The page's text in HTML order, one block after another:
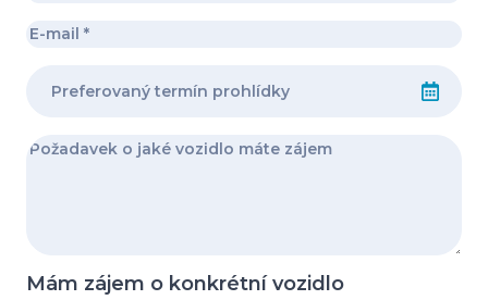
Mám zájem o konkrétní vozidlo